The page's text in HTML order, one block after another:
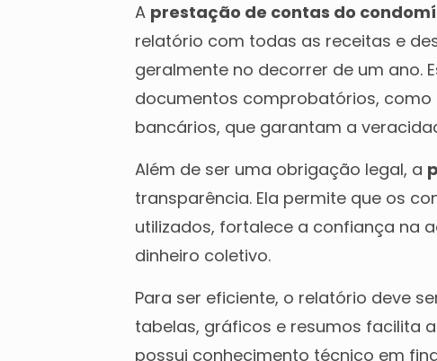
A prestação de contas do
relatório com todas as receitas e
geralmente no decorrer de um ano.
documentos comprobatórios,
bancários, que garantam a
Além de ser uma obrigação legal, a
transparência. Ela permite que os
utilizados, fortalece a confiança na
dinheiro coletivo.
Para ser eficiente, o relatório deve
tabelas, gráficos e resumos facilita
possui conhecimento técnico em